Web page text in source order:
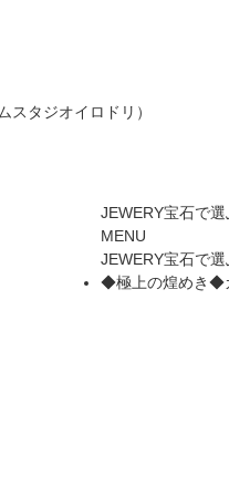
JEWERY宝石で選
MENU
JEWERY宝石で選
◆極上の煌めき◆